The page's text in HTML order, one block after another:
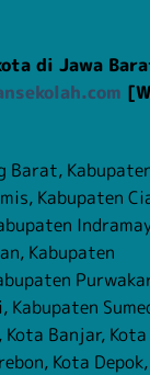
di Jawa
Barat,
Kabupaten
Kabupaten
Kabupaten
, Kota Banjar, Kota
Kota